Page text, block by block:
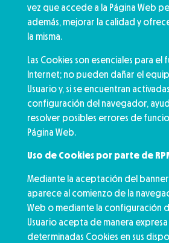
vez que accede a la Página Web
además, mejorar la calidad y
la misma.
Las Cookies son esenciales para
Internet; no pueden dañar el
Usuario y, si se encuentran
configuración del navegador,
resolver posibles errores de
Página Web.
Uso de Cookies por parte de
Mediante la aceptación del
aparece al comienzo de la
Web o mediante la configuración
Usuario acepta de manera
determinadas Cookies en sus